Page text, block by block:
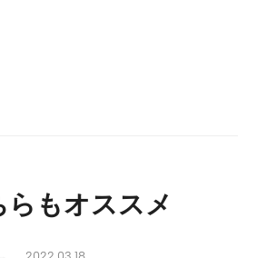
らもオススメ